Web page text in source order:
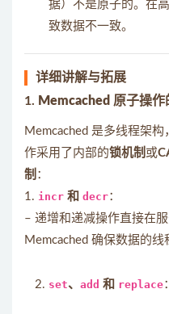
据）不是原子的。在
致数据不一致。
详细讲解与拓展
1. Memcached 原子操作
Memcached 是多线程架
作采用了内部的锁机制 或
制 ：
1. incr 和 decr：
– 递增和递减操作直接在
Memcached 确保数据的线
set、 add 和 replace：